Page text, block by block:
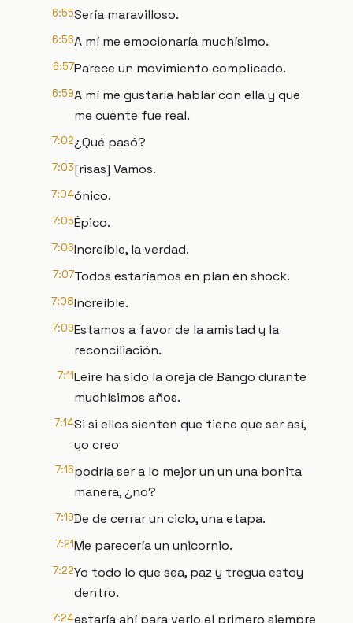
6:55Sería maravilloso.
6:56A mí me emocionaría muchísimo.
6:57Parece un movimiento complicado.
6:59A mí me gustaría hablar con ella y que
me cuente fue real.
7:02¿Qué pasó?
7:03[risas] Vamos.
7:04ónico.
7:05Épico.
7:06Increíble, la verdad.
7:07Todos estaríamos en plan en shock.
7:08Increíble.
7:09Estamos a favor de la amistad y la
reconciliación.
7:11Leire ha sido la oreja de Bango durante
muchísimos años.
7:14Si si ellos sienten que tiene que ser así,
yo creo
7:16podría ser a lo mejor un un una bonita
manera, ¿no?
7:19De de cerrar un ciclo, una etapa.
7:21Me parecería un unicornio.
7:22Yo todo lo que sea, paz y tregua estoy
dentro.
7:24estaría ahí para verlo el primero siempre